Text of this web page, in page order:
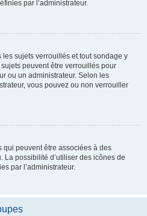
par l’administrateur.
sujets verrouillés et tout sondage y
peuvent être verrouillés pour
ou un administrateur. Selon les
vous pouvez ou non verrouiller
qui peuvent être associées à des
La possibilité d’utiliser des icônes de
par l’administrateur.